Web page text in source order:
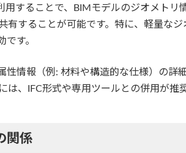
用することで、BIMモデルのジオメトリ
有することが可能です。特に、軽量な
です。
性情報（例: 材料や構造的な仕様）の詳
は、IFC形式や専用ツールとの併用が推
関係